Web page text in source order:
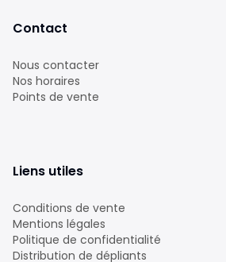
Contact
Nous contacter
Nos horaires
Points de vente
Liens utiles
Conditions de vente
Mentions légales
Politique de confidentialité
Distribution de dépliants